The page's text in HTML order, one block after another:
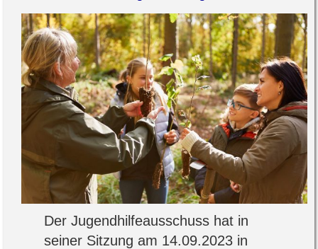
Der Jugendhilfeausschuss hat in
seiner Sitzung am 14.09.2023 in